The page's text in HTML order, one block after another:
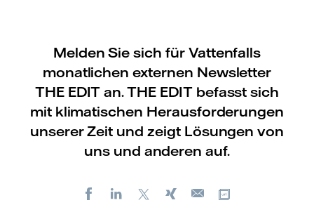
Melden Sie sich für Vattenfalls
monatlichen externen Newsletter
THE EDIT an. THE EDIT befasst sich
mit klimatischen Herausforderungen
unserer Zeit und zeigt Lösungen von
uns und anderen auf.
FacebookLinkedIn Xing
E-